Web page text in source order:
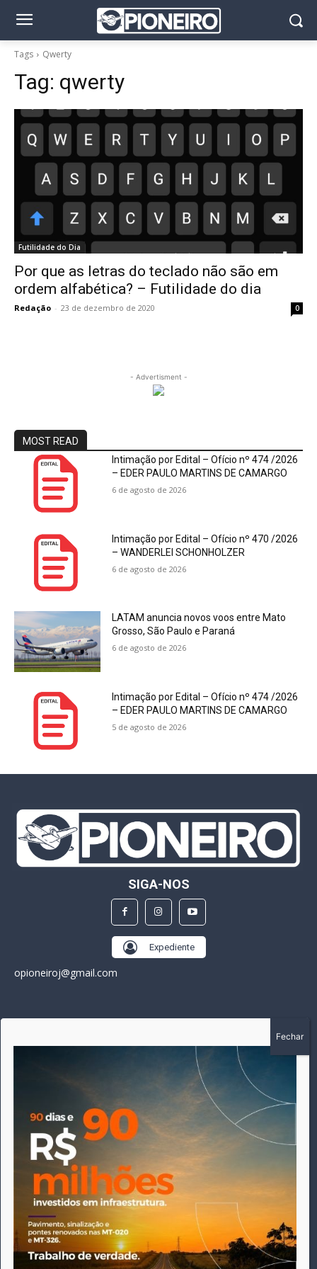
Tags Qwerty
Tag: qwerty
Futilidade do Dia
Por que as letras do teclado não são em
ordem alfabética? – Futilidade do dia
Redação - 23 de dezembro de 2020 0
- Advertisment -
MOST READ
Intimação por Edital – Ofício nº 474 /2026
– EDER PAULO MARTINS DE CAMARGO
6 de agosto de 2026
Intimação por Edital – Ofício nº 470 /2026
– WANDERLEI SCHONHOLZER
6 de agosto de 2026
LATAM anuncia novos voos entre Mato
Grosso, São Paulo e Paraná
6 de agosto de 2026
Intimação por Edital – Ofício nº 474 /2026
– EDER PAULO MARTINS DE CAMARGO
5 de agosto de 2026
SIGA-NOS
Expediente
opioneiroj@gmail.com
A história do Pioneiro inicia em fevereiro de 2005 em
Canarana - MT, na época, como um jornal impresso semanal,
que chegou a possuir mil assinantes. Durante 15 anos, foram
publicadas 691 edições que narraram os acontecimentos
políticos, policiais e cotidianos de Canarana e região. Fiel a sua
origem, pautado sempre pela busca incessante da
imparcialidade, faz jus a sua logo, com o característico "avião
da praça" de Canarana, sendo o símbolo do
comprometimento deste veículo de comunicação com o
relato dos fatos neste município. Em 06 de dezembro de 2019
circulou a última edição impressa do jornal, que desde então
tem veiculação exclusivamente online.